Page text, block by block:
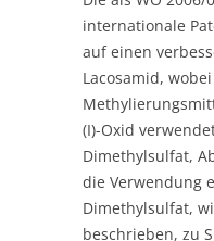
internationale
auf einen
Lacosamid,
(I)-Oxid
Dimethylsulfat,
die Verwendung
Dimethylsulfat,
beschrieben, zu